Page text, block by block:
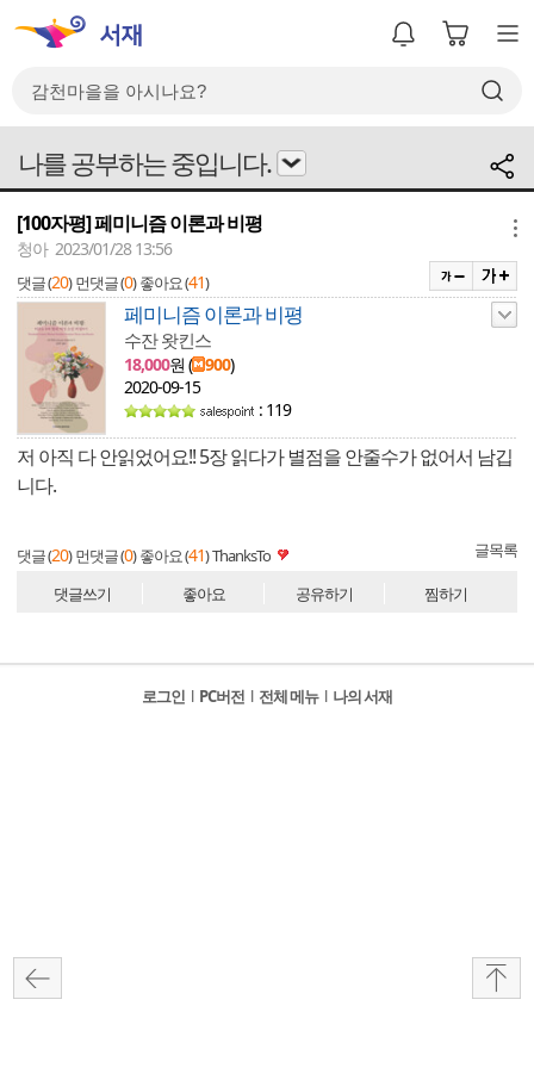
나를 공부하는 중입니다.
[100자평] 페미니즘 이론과 비평
청아 2023/01/28 13:56
댓글 (20) 먼댓글 (0) 좋아요 (41)
페미니즘 이론과 비평
수잔 왓킨스
18,000원 ( 900)
2020-09-15
: 119
저 아직 다 안읽었어요!! 5장 읽다가 별점을 안줄수가 없어서 남깁
니다.
댓글 (20) 먼댓글 (0) 좋아요 (41)ThanksTo 글목록
댓글쓰기 좋아요 공유하기 찜하기
로그인 l PC버전 l 전체 메뉴 l 나의 서재